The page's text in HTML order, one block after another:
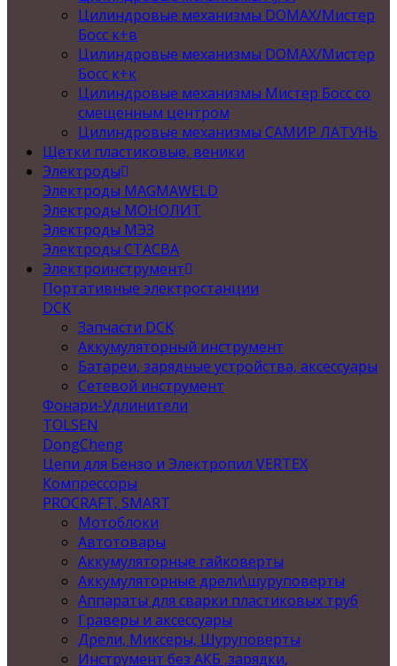
Цилиндровые механизмы DOMAX/Мистер
Босс к+в
Цилиндровые механизмы DOMAX/Мистер
Босс к+к
Цилиндровые механизмы Мистер Босс со
смещенным центром
Цилиндровые механизмы САМИР ЛАТУНЬ
Щетки пластиковые, веники
Электроды
Электроды MAGMAWELD
Электроды МОНОЛИТ
Электроды МЭЗ
Электроды СТАСВА
Электроинструмент
Портативные электростанции
DCK
Запчасти DCK
Аккумуляторный инструмент
Батареи, зарядные устройства, аксессуары
Сетевой инструмент
Фонари-Удлинители
TOLSEN
DongCheng
Цепи для Бензо и Электропил VERTEX
Компрессоры
PROCRAFT, SMART
Мотоблоки
Автотовары
Аккумуляторные гайковерты
Аккумуляторные дрели\шуруповерты
Аппараты для сварки пластиковых труб
Граверы и аксессуары
Дрели, Миксеры, Шуруповерты
Инструмент без АКБ ,зарядки,